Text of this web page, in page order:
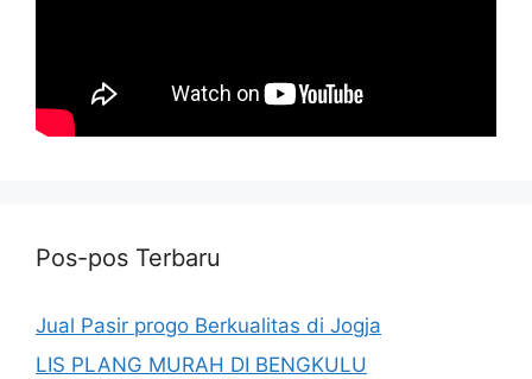
Pos-pos Terbaru
Jual Pasir progo Berkualitas di Jogja
LIS PLANG MURAH DI BENGKULU